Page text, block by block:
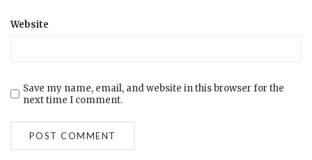
Website
Save my name, email, and website in this browser for the
next time I comment.